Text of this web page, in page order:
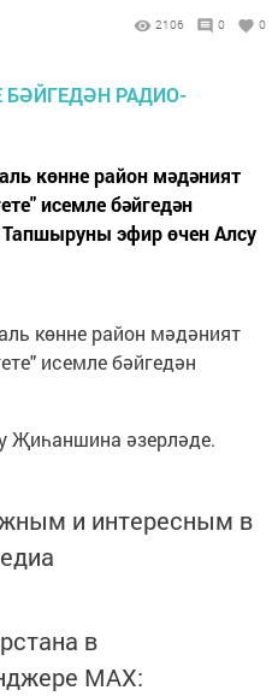
2106 0 0
көнне район мәдәният
исемле бәйгедән
эфир өчен Алсу
көнне район мәдәният
исемле бәйгедән
Җиһаншина әзерләде.
и интересным в
в
MАХ: